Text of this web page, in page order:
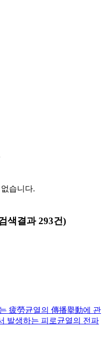
습니다.
색결과 293건)
疲勞균열의 傳播擧動에 관
발생하는 피로균열의 전파